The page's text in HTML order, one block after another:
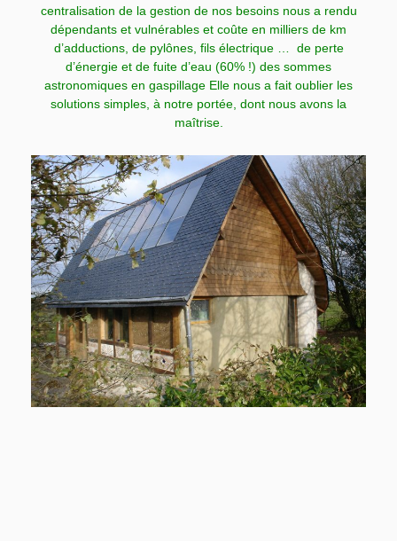
centralisation de la gestion de nos besoins nous a rendu
dépendants et vulnérables et coûte en milliers de km
d’adductions, de pylônes, fils électrique …
de perte
d’énergie et de fuite d’eau (60% !) des sommes
astronomiques en gaspillage Elle nous a fait oublier les
solutions simples, à notre portée, dont nous avons la
maîtrise.